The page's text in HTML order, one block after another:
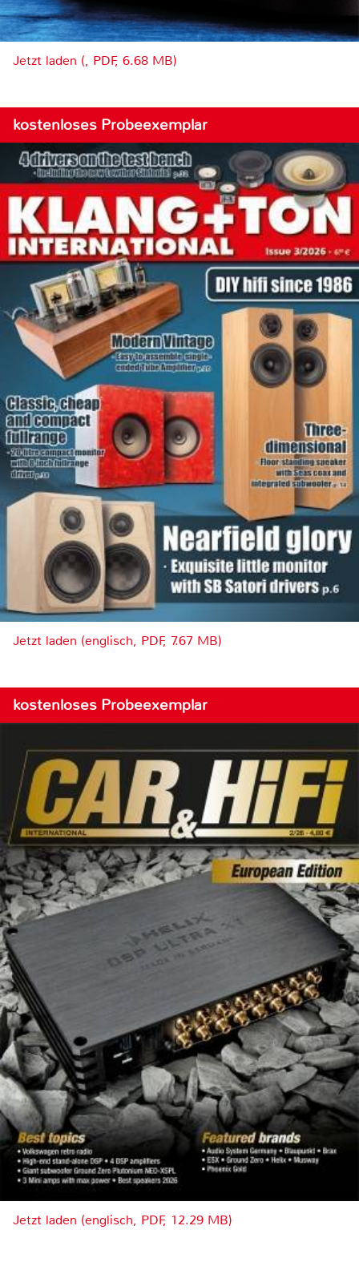
Jetzt laden (, PDF, 6.68 MB)
kostenloses Probeexemplar
Jetzt laden (englisch, PDF, 7.67 MB)
kostenloses Probeexemplar
Jetzt laden (englisch, PDF, 12.29 MB)